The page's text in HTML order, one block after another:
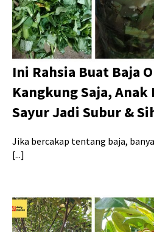
Ini Rahsia Buat Baja
Kangkung Saja, Anak
Sayur Jadi Subur &
Jika bercakap tentang baja,
[...]